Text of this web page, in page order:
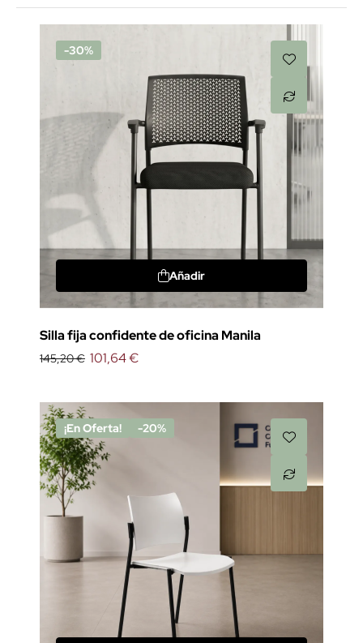
-30%
Añadir
Silla fija confidente de oficina Manila
145,20 € 101,64 €
¡En Oferta! -20%